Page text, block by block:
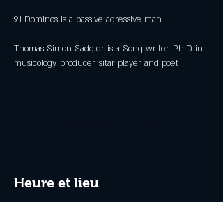
91 Dominos is a passive agressive man
Thomas Simon Saddier is a Song writer, Ph.D in
musicology, producer, sitar player and poet
Heure et lieu